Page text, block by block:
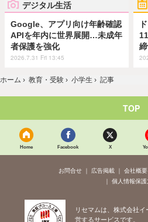
デジタル生活
Google、アプリ向け年齢確認
APIを年内に世界展開…未成年
者保護を強化
2026.7.31 Fri 13:45
ホーム › 教育・受験 › 小学生 › 記事
TOP
Home Facebook X
お問合せ 広告掲載 会社概要
個人情報保護
リセマムは、株式会社
営するサービスです。